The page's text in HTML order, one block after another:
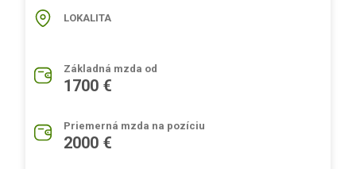
LOKALITA
Základná mzda od
1700 €
Priemerná mzda na pozíciu
2000 €